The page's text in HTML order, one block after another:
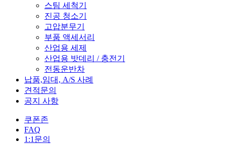
스팀 세척기
진공 청소기
고압분무기
부품 액세서리
산업용 세제
산업용 밧데리 / 충전기
전동운반차
납품,임대, A/S 사례
견적문의
공지 사항
쿠폰존
FAQ
1:1문의